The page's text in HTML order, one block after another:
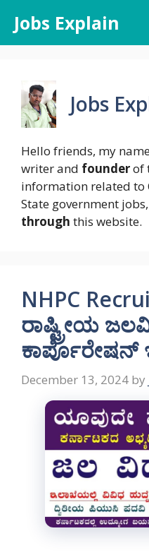
content
Jobs Explain
Jobs
Hello friends, my
writer and founderof
information related to
State government
through this website.
NHPC
ರಾಷ್ಟ್ರೀಯ
ಕಾರ್ಪೊರೇಷನ್
December 13, 2024 by